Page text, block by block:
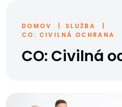
DOMOV
SLUŽBA
CO: CIVILNÁ OCHRANA
CO: Civilná